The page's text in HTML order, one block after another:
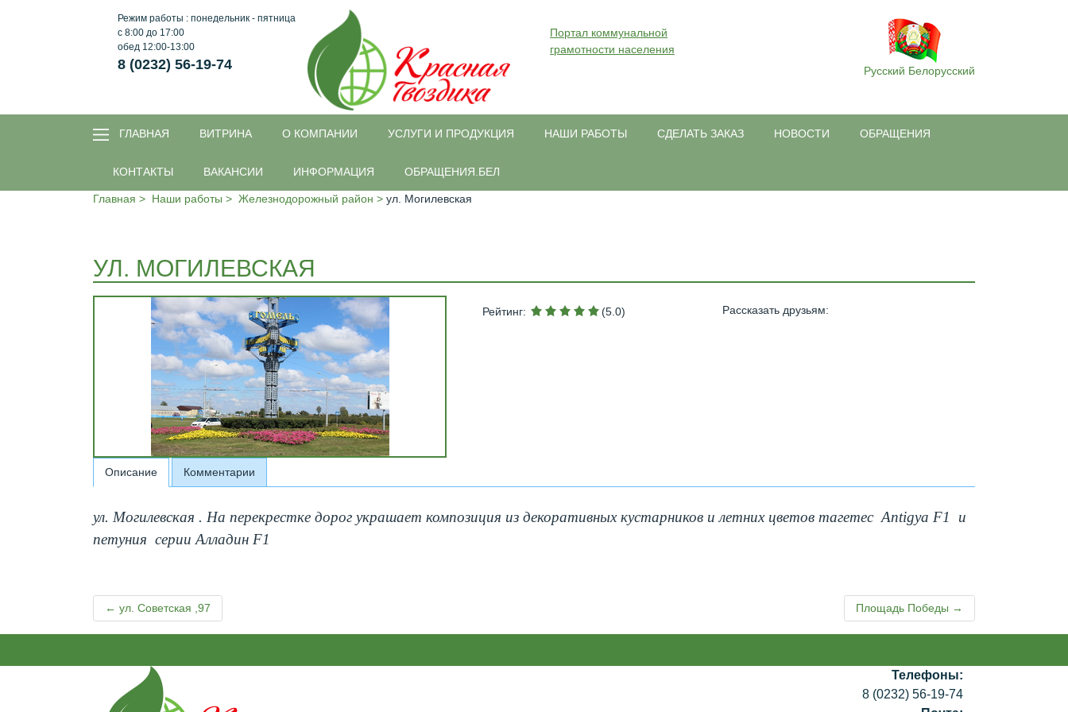
Режим работы : понедельник - пятница
с 8:00 до 17:00
обед 12:00-13:00
8 (0232) 56-19-74
Портал коммунальной
грамотности населения
Русский Белорусский
ГЛАВНАЯ ВИТРИНА O КОМПАНИИ УСЛУГИ И ПРОДУКЦИЯ НАШИ РАБОТЫ СДЕЛАТЬ ЗАКАЗ НОВОСТИ ОБРАЩЕНИЯ
КОНТАКТЫ ВАКАНСИИ ИНФОРМАЦИЯ ОБРАЩЕНИЯ.БЕЛ
Главная Наши работы Железнодорожный район ул. Могилевская
УЛ. МОГИЛЕВСКАЯ
Рейтинг: (5.0) Рассказать друзьям:
Описание Комментарии
ул. Могилевская . На перекрестке дорог украшает композиция из декоративных кустарников и летних цветов тагетес Antigya F1 и
петуния серии Алладин F1
← ул. Советская ,97 Площадь Победы →
Телефоны:
8 (0232) 56-19-74